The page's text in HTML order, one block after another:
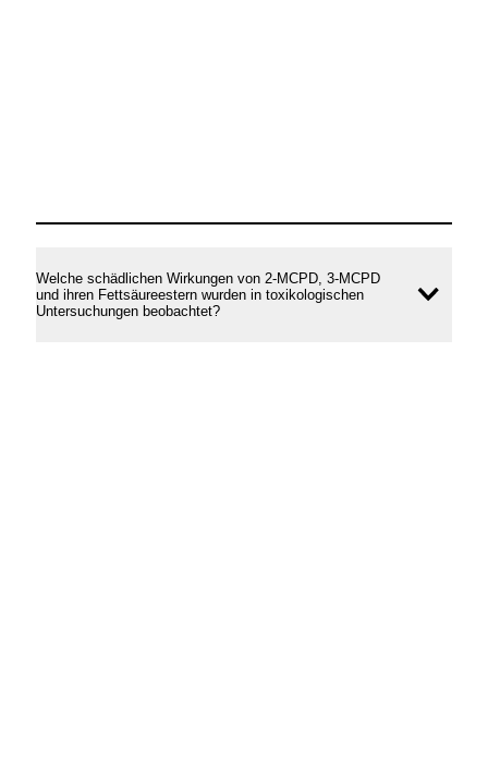
Welche schädlichen Wirkungen von 2-MCPD, 3-MCPD
und ihren Fettsäureestern wurden in toxikologischen
Untersuchungen beobachtet?